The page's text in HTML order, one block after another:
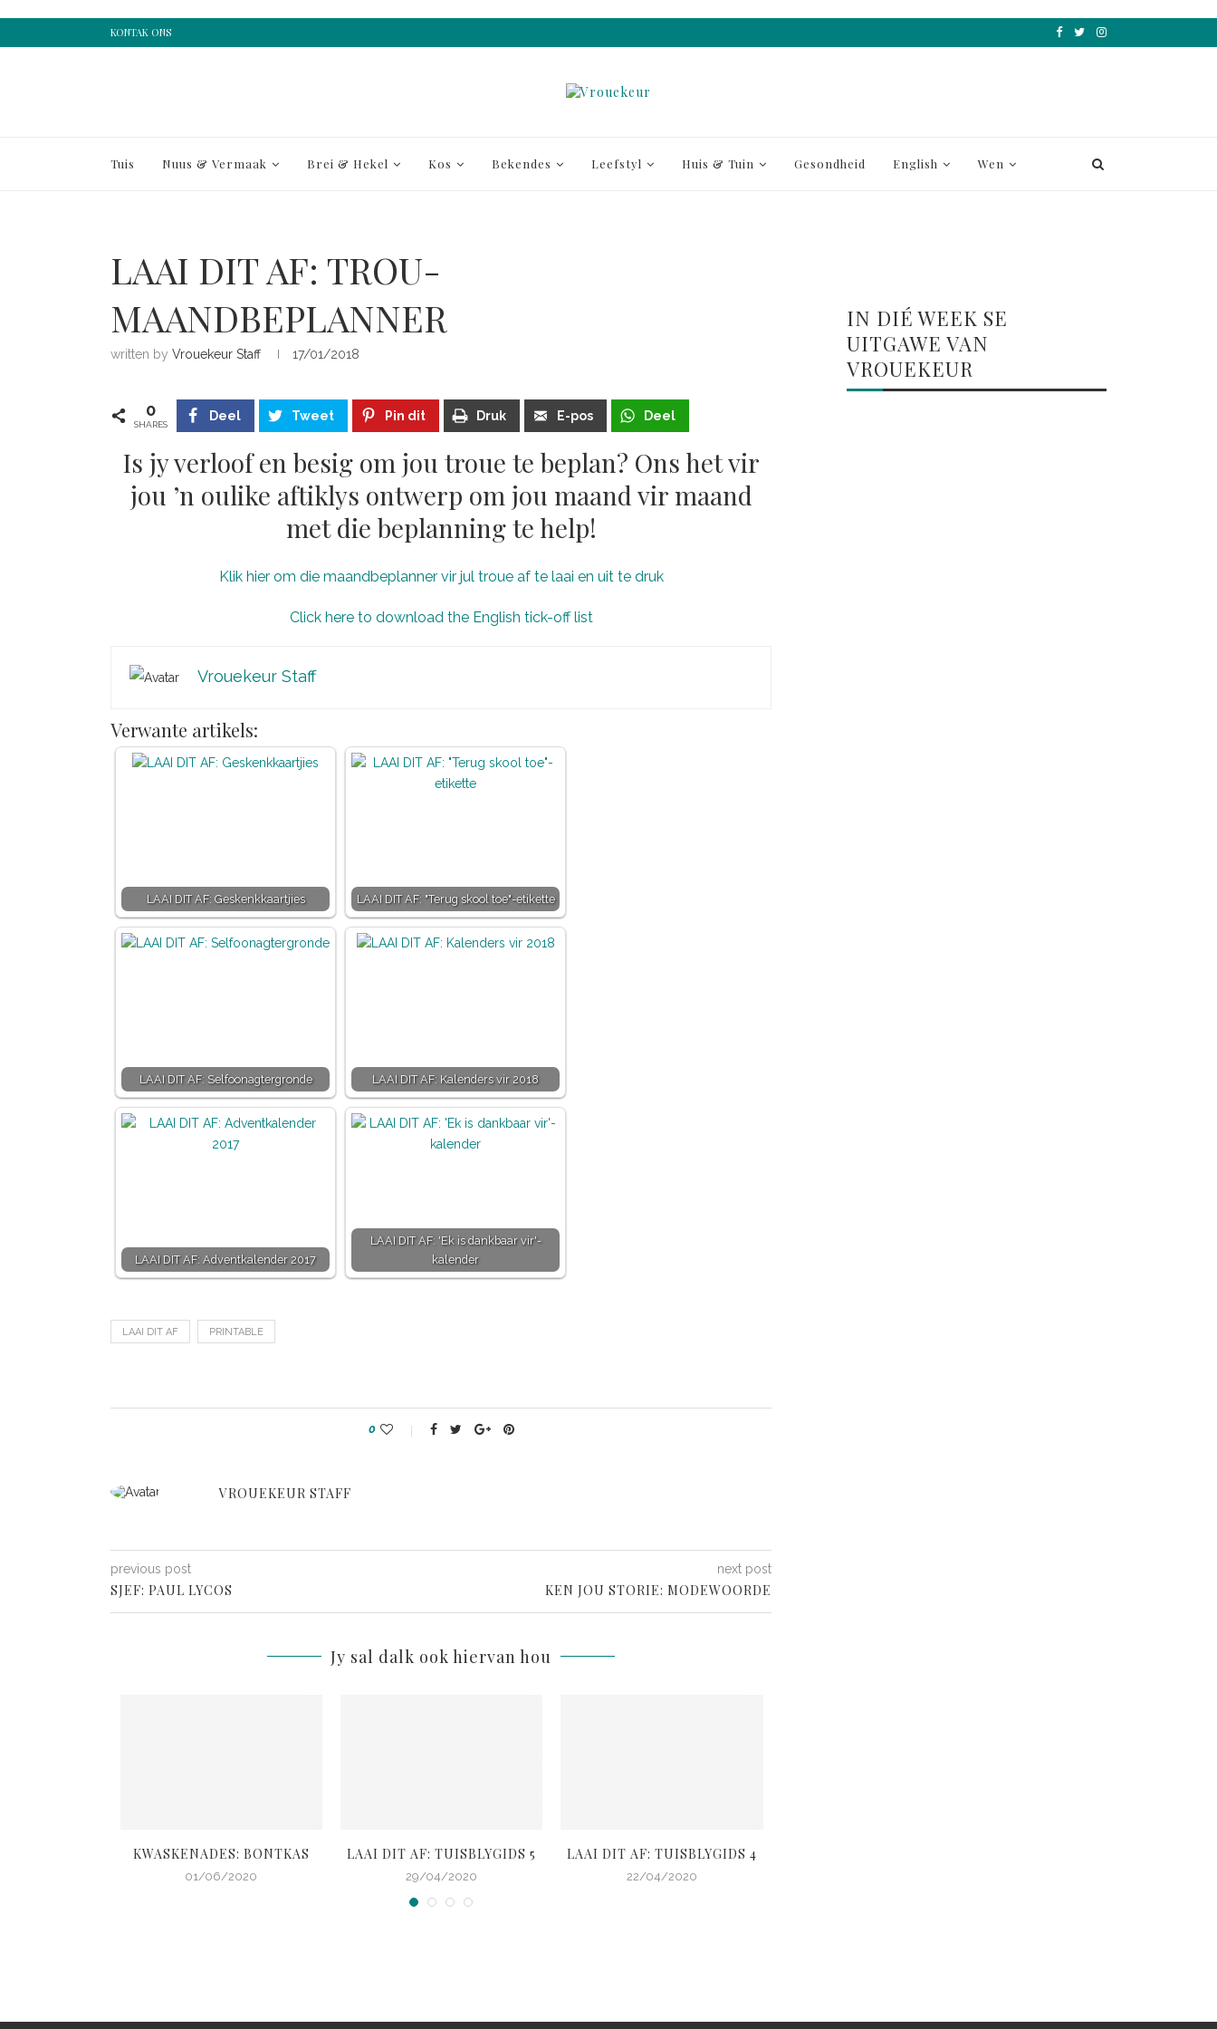
KONTAK ONS
Tuis Nuus & Vermaak Brei & Hekel Kos Bekendes Leefstyl Huis & Tuin Gesondheid English Wen
LAAI DIT AF: TROU-
MAANDBEPLANNER
written by Vrouekeur Staff 17/01/2018
0
SHARES
Deel Tweet Pin dit Druk E-pos Deel
Is jy verloof en besig om jou troue te beplan? Ons het vir
jou ’n oulike aftiklys ontwerp om jou maand vir maand
met die beplanning te help!
Klik hier om die maandbeplanner vir jul troue af te laai en uit te druk
Click here to download the English tick-off list
Vrouekeur Staff
Verwante artikels:
LAAI DIT AF: Geskenkkaartjies LAAI DIT AF: "Terug skool toe"-etikette
LAAI DIT AF: Selfoonagtergronde LAAI DIT AF: Kalenders vir 2018
LAAI DIT AF: Adventkalender 2017
LAAI DIT AF: 'Ek is dankbaar vir'-
kalender
LAAI DIT AF PRINTABLE
0
VROUEKEUR STAFF
previous post
SJEF: PAUL LYCOS
next post
KEN JOU STORIE: MODEWOORDE
Jy sal dalk ook hiervan hou
KWASKENADES: BONTKAS
01/06/2020
LAAI DIT AF: TUISBLYGIDS 5
29/04/2020
LAAI DIT AF: TUISBLYGIDS 4
22/04/2020
IN DIÉ WEEK SE
UITGAWE VAN
VROUEKEUR